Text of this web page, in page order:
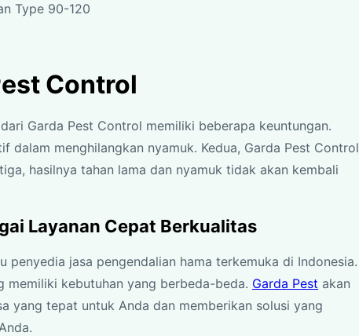
Type 90-120
Control
Garda Pest Control memiliki beberapa keuntungan.
dalam menghilangkan nyamuk. Kedua, Garda Pest Control
hasilnya tahan lama dan nyamuk tidak akan kembali
Layanan Cepat Berkualitas
penyedia jasa pengendalian hama terkemuka di Indonesia.
memiliki kebutuhan yang berbeda-beda. Garda Pest akan
yang tepat untuk Anda dan memberikan solusi yang